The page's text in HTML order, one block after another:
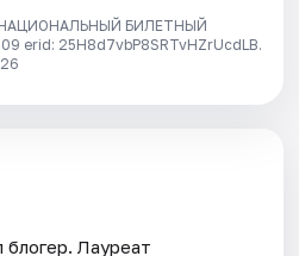
БИЛЕТНЫЙ
erid: 25H8d7vbP8SRTvHZrUcdLB.
Лауреат